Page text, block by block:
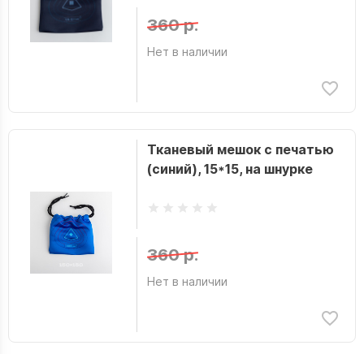
360 р.
Нет в наличии
Тканевый мешок с печатью
(синий), 15*15, на шнурке
360 р.
Нет в наличии